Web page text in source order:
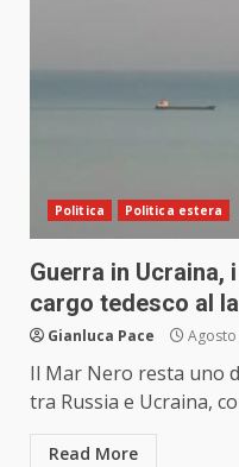
Politica Politica estera
Guerra in Ucraina,
cargo tedesco al
Gianluca Pace Agosto
Il Mar Nero resta uno
tra Russia e Ucraina,
Read More